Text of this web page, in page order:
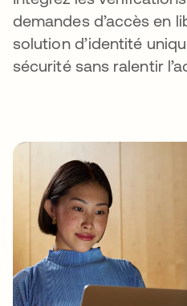
demandes d’accès en
solution d’identité
sécurité sans ralentir